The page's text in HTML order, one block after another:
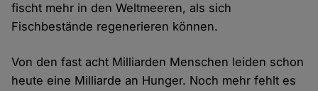
fischt mehr in den Weltmeeren, als sich
Fischbestände regenerieren können.
Von den fast acht Milliarden Menschen leiden schon
heute eine Milliarde an Hunger. Noch mehr fehlt es